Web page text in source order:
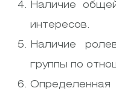
Наличие
интересов.
Наличие
группы по
Определенная